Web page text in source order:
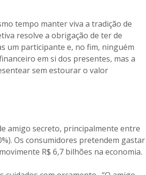
tempo manter viva a tradição de
resolve a obrigação de ter de
um participante e, no fim, ninguém
em si dos presentes, mas a
sem estourar o valor
amigo secreto, principalmente entre
Os consumidores pretendem gastar
R$ 6,7 bilhões na economia.